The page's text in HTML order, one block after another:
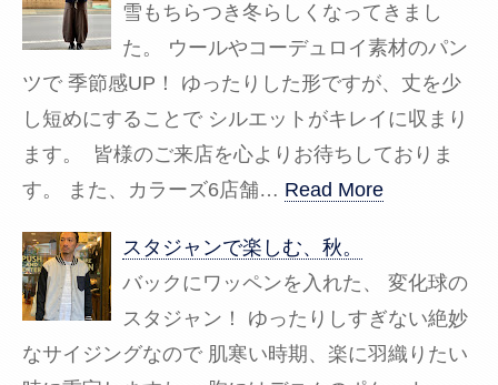
雪もちらつき冬らしくなってきまし
た。 ウールやコーデュロイ素材のパン
ツで 季節感UP！ ゆったりした形ですが、丈を少
し短めにすることで シルエットがキレイに収まり
ます。 皆様のご来店を心よりお待ちしておりま
す。 また、カラーズ6店舗… Read More
スタジャンで楽しむ、秋。
バックにワッペンを入れた、 変化球の
スタジャン！ ゆったりしすぎない絶妙
なサイジングなので 肌寒い時期、楽に羽織りたい